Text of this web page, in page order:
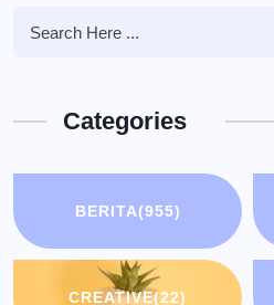
Categories
BERITA(955)
CREATIVE(22)